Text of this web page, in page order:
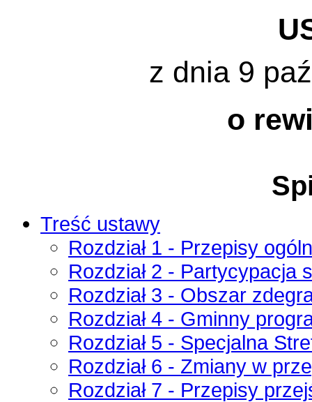
z dnia 9
o
Treść ustawy
Rozdział 1 - Przepisy
Rozdział 2 - Partycypacja
Rozdział 3 - Obszar
Rozdział 4 - Gminny
Rozdział 5 - Specjalna
Rozdział 6 - Zmiany w
Rozdział 7 - Przepisy